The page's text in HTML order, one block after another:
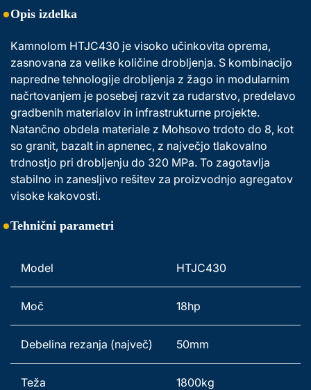
Opis izdelka
Kamnolom HTJC430 je visoko učinkovita oprema,
zasnovana za velike količine drobljenja. S kombinacijo
napredne tehnologije drobljenja z žago in modularnim
načrtovanjem je posebej razvit za rudarstvo, predelavo
gradbenih materialov in infrastrukturne projekte.
Natančno obdela materiale z Mohsovo trdoto do 8, kot
so granit, bazalt in apnenec, z največjo tlakovalno
trdnostjo pri drobljenju do 320 MPa. To zagotavlja
stabilno in zanesljivo rešitev za proizvodnjo agregatov
visoke kakovosti.
Tehnični parametri
Model HTJC430
Moč 18hp
Debelina rezanja (največ) 50mm
Teža 1800kg